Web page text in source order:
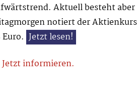
Aktuell besteht
notiert der
Jetzt lesen!
informieren.